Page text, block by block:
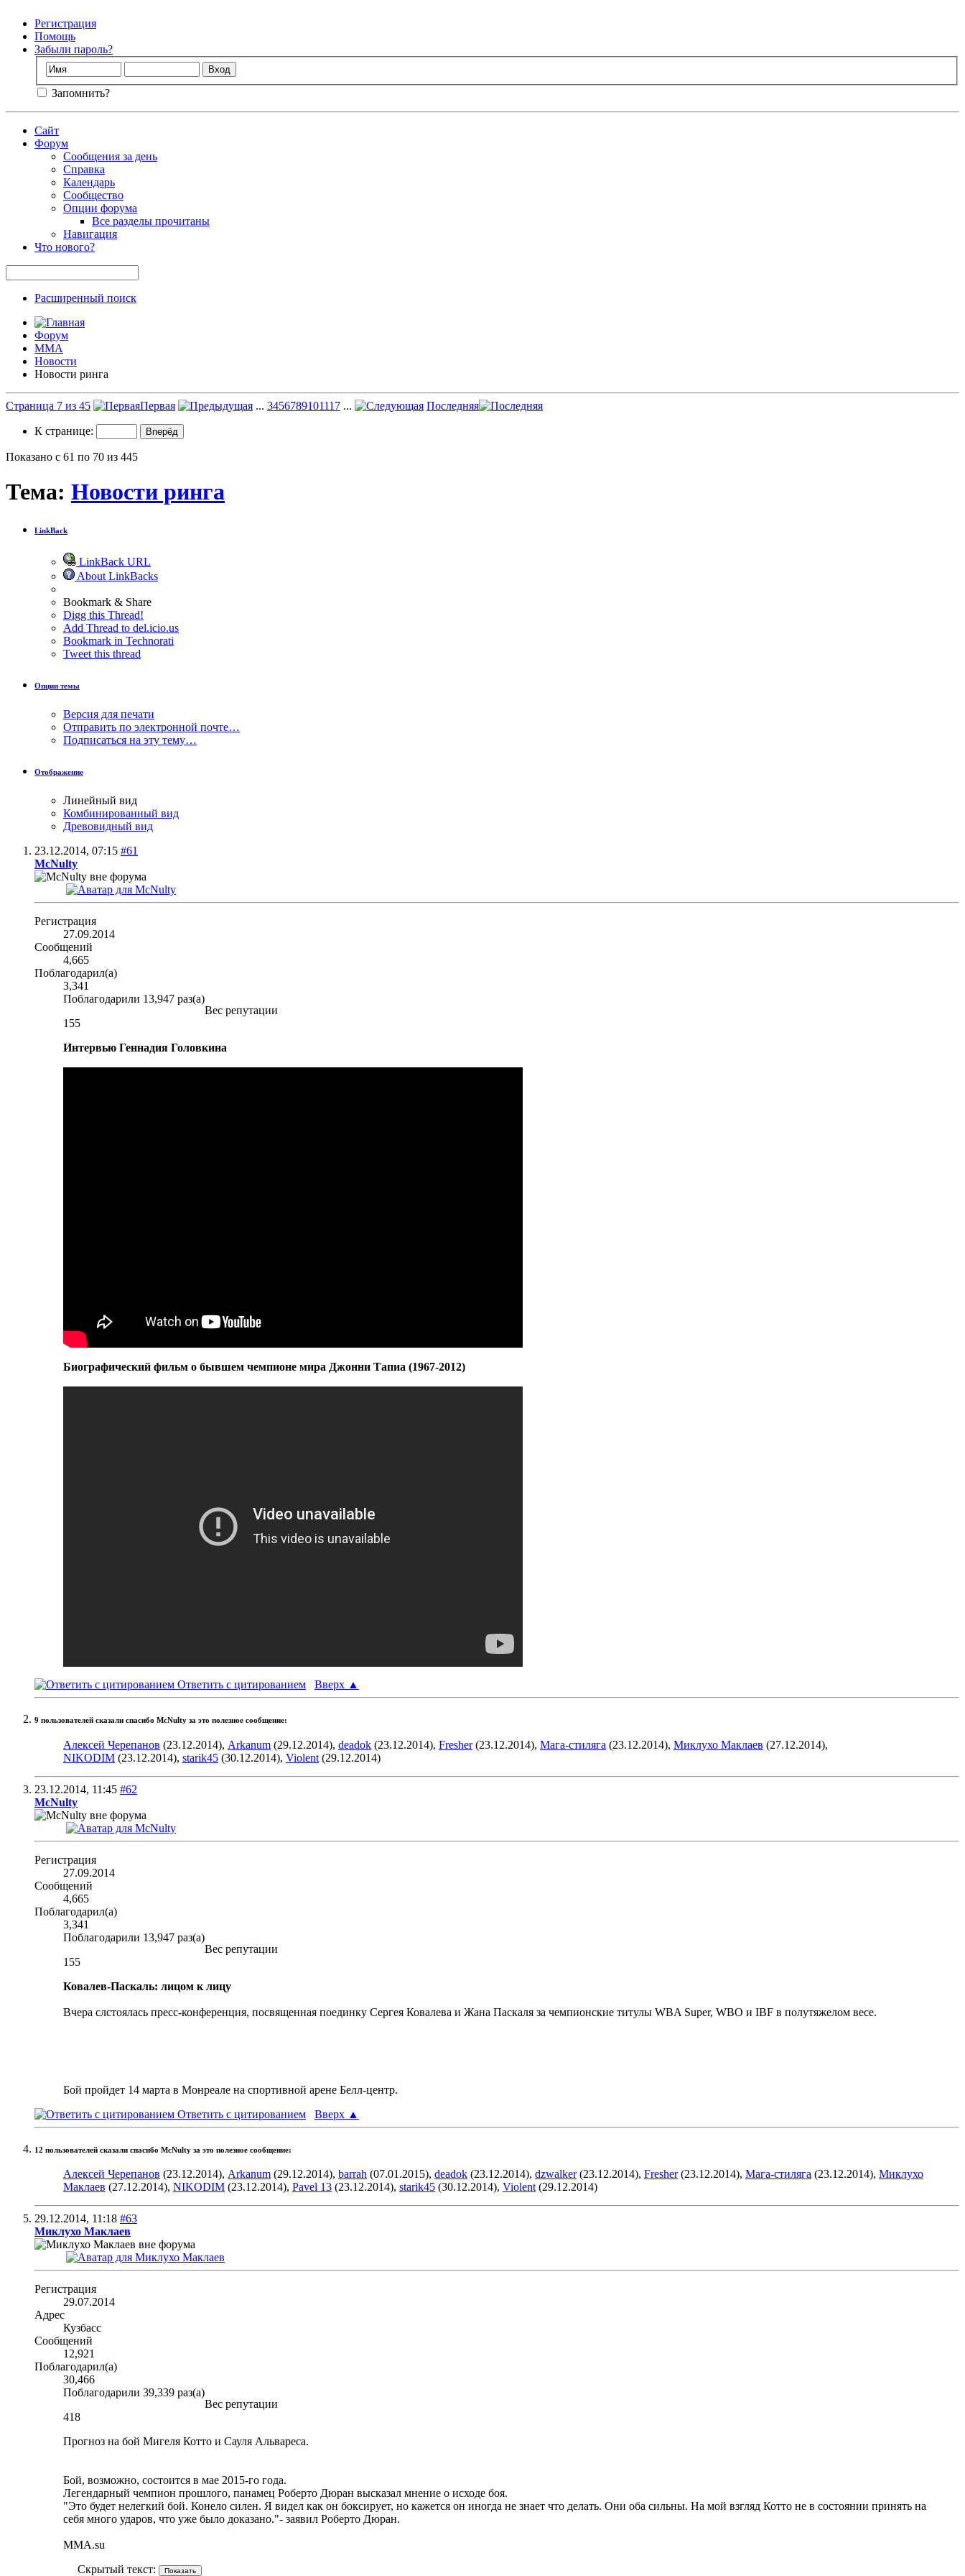
Регистрация
Помощь
Забыли пароль?
Запомнить?
Сайт
Форум
Сообщения за день
Справка
Календарь
Сообщество
Опции форума
Все разделы прочитаны
Навигация
Что нового?
Расширенный поиск
Форум
ММА
Новости
Новости ринга
Страница 7 из 45 Первая ... 3456789101117 ... Последняя
К странице:
Показано с 61 по 70 из 445
Тема: Новости ринга
LinkBack
LinkBack URL
About LinkBacks
Bookmark & Share
Digg this Thread!
Add Thread to del.icio.us
Bookmark in Technorati
Tweet this thread
Опции темы
Версия для печати
Отправить по электронной почте…
Подписаться на эту тему…
Отображение
Линейный вид
Комбинированный вид
Древовидный вид
23.12.2014, 07:15 #61
McNulty
Регистрация
27.09.2014
Сообщений
4,665
Поблагодарил(а)
3,341
Поблагодарили 13,947 раз(а)
Вес репутации
155
Интервью Геннадия Головкина
Биографический фильм о бывшем чемпионе мира Джонни Тапиа (1967-2012)
Ответить с цитированием Вверх ▲
9 пользователей сказали cпасибо McNulty за это полезное сообщение:
Алексей Черепанов (23.12.2014), Arkanum (29.12.2014), deadok (23.12.2014), Fresher(23.12.2014), Мага-стиляга (23.12.2014), Миклухо Маклаев (27.12.2014),
NIKODIM (23.12.2014), starik45 (30.12.2014), Violent (29.12.2014)
23.12.2014, 11:45 #62
McNulty
Регистрация
27.09.2014
Сообщений
4,665
Поблагодарил(а)
3,341
Поблагодарили 13,947 раз(а)
Вес репутации
155
Ковалев-Паскаль: лицом к лицу
Вчера слстоялась пресс-конференция, посвященная поединку Сергея Ковалева и Жана Паскаля за чемпионские титулы WBA Super, WBO и IBF в полутяжелом весе.
Бой пройдет 14 марта в Монреале на спортивной арене Белл-центр.
Ответить с цитированием
Вверх ▲
12 пользователей сказали cпасибо McNulty за это полезное сообщение:
Алексей Черепанов (23.12.2014), Arkanum (29.12.2014), barrah (07.01.2015), deadok (23.12.2014), dzwalker(23.12.2014), Fresher(23.12.2014), Мага-стиляга (23.12.2014), Миклухо
Маклаев (27.12.2014), NIKODIM (23.12.2014), Pavel 13 (23.12.2014), starik45 (30.12.2014), Violent(29.12.2014)
29.12.2014, 11:18 #63
Миклухо Маклаев
Регистрация
29.07.2014
Адрес
Кузбасс
Сообщений
12,921
Поблагодарил(а)
30,466
Поблагодарили 39,339 раз(а)
Вес репутации
418
Прогноз на бой Мигеля Котто и Сауля Альвареса.
Бой, возможно, состоится в мае 2015-го года.
Легендарный чемпион прошлого, панамец Роберто Дюран высказал мнение о исходе боя.
"Это будет нелегкий бой. Конело силен. Я видел как он боксирует, но кажется он иногда не знает что делать. Они оба сильны. На мой взгляд Котто не в состоянии принять на
себя много ударов, что уже было доказано."- заявил Роберто Дюран.
MMA.su
Скрытый текст: